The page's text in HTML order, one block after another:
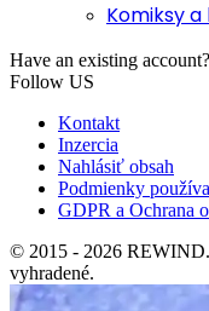
Komiksy a
Have an existing account?
Follow US
Kontakt
Inzercia
Nahlásiť obsah
Podmienky
GDPR a Ochrana
© 2015 - 2026
vyhradené.